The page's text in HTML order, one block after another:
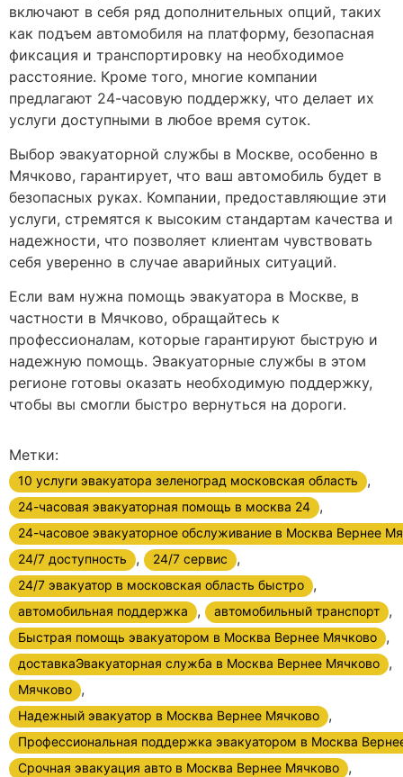
включают в себя ряд дополнительных опций, таких
как подъем автомобиля на платформу, безопасная
фиксация и транспортировку на необходимое
расстояние. Кроме того, многие компании
предлагают 24-часовую поддержку, что делает их
услуги доступными в любое время суток.
Выбор эвакуаторной службы в Москве, особенно в
Мячково, гарантирует, что ваш автомобиль будет в
безопасных руках. Компании, предоставляющие эти
услуги, стремятся к высоким стандартам качества и
надежности, что позволяет клиентам чувствовать
себя уверенно в случае аварийных ситуаций.
Если вам нужна помощь эвакуатора в Москве, в
частности в Мячково, обращайтесь к
профессионалам, которые гарантируют быструю и
надежную помощь. Эвакуаторные службы в этом
регионе готовы оказать необходимую поддержку,
чтобы вы смогли быстро вернуться на дороги.
Метки:
10 услуги эвакуатора зеленоград московская область ,
24-часовая эвакуаторная помощь в москва 24 ,
24-часовое эвакуаторное обслуживание в Москва Вернее
24/7 доступность
, 24/7 сервис ,
24/7 эвакуатор в московская область быстро ,
автомобильная поддержка , автомобильный транспорт ,
Быстрая помощь эвакуатором в Москва Вернее Мячково ,
доставкаЭвакуаторная служба в Москва Вернее Мячково ,
Мячково ,
Надежный эвакуатор в Москва Вернее Мячково ,
Профессиональная поддержка эвакуатором в Москва
Срочная эвакуация авто в Москва Вернее Мячково
,